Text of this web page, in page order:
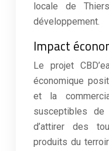
locale de
développement.
Impact
Le projet
économique
et la
susceptibles
d’attirer des
produits du